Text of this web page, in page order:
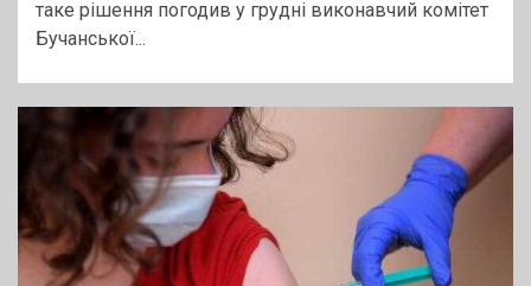
таке рішення погодив у грудні виконавчий комітет
Бучанської...